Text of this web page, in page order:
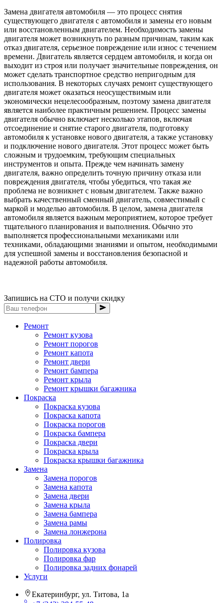
Замена двигателя автомобиля — это процесс снятия
существующего двигателя с автомобиля и замены его новым
или восстановленным двигателем. Необходимость замены
двигателя может возникнуть по разным причинам, таким как
отказ двигателя, серьезное повреждение или износ с течением
времени. Двигатель является сердцем автомобиля, и когда он
выходит из строя или получает значительные повреждения, он
может сделать транспортное средство непригодным для
использования. В некоторых случаях ремонт существующего
двигателя может оказаться неосуществимым или
экономически нецелесообразным, поэтому замена двигателя
является наиболее практичным решением. Процесс замены
двигателя обычно включает несколько этапов, включая
отсоединение и снятие старого двигателя, подготовку
автомобиля к установке нового двигателя, а также установку
и подключение нового двигателя. Этот процесс может быть
сложным и трудоемким, требующим специальных
инструментов и опыта. Прежде чем начинать замену
двигателя, важно определить точную причину отказа или
повреждения двигателя, чтобы убедиться, что такая же
проблема не возникнет с новым двигателем. Также важно
выбрать качественный сменный двигатель, совместимый с
маркой и моделью автомобиля. В целом, замена двигателя
автомобиля является важным мероприятием, которое требует
тщательного планирования и выполнения. Обычно это
выполняется профессиональными механиками или
техниками, обладающими знаниями и опытом, необходимыми
для успешной замены и восстановления безопасной и
надежной работы автомобиля.
Запишись на СТО и получи скидку
Ремонт
Ремонт кузова
Ремонт порогов
Ремонт капота
Ремонт двери
Ремонт бампера
Ремонт крыла
Ремонт крышки багажника
Покраска
Покраска кузова
Покраска капота
Покраска порогов
Покраска бампера
Покраска двери
Покраска крыла
Покраска крышки багажника
Замена
Замена порогов
Замена капота
Замена двери
Замена крыла
Замена бампера
Замена рамы
Замена лонжерона
Полировка
Полировка кузова
Полировка фар
Полировка задних фонарей
Услуги
Екатеринбург, ул. Титова, 1а